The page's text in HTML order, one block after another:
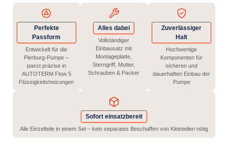
Perfekte
Passform
Entwickelt für die
Pierburg-Pumpe –
passt präzise in
AUTOTERM Flow 5
Flüssigkeitsheizungen
Alles dabei
Vollständiger
Einbausatz mit
Montageplatte,
Sterngriff, Mutter,
Schrauben & Packer
Zuverlässiger
Halt
Hochwertige
Komponenten für
sicheren und
dauerhaften Einbau der
Pumpe
Sofort einsatzbereit
Alle Einzelteile in einem Set – kein separates Beschaffen von Kleinteilen nötig